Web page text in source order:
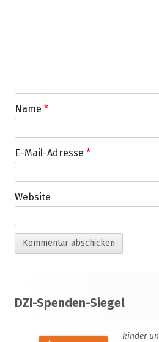
Name *
E-Mail-Adresse *
Website
Inhalt
DZI-Spenden-Siegel
kinder